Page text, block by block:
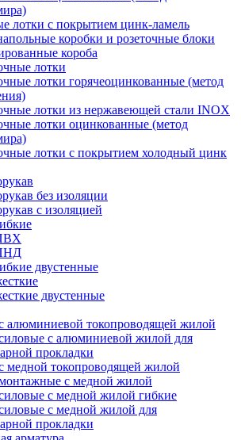
лотки с покрытием цинк-ламель
коробки и розеточные блоки
короба
лотки
лотки горячеоцинкованные (метод
лотки из нержавеющей стали INOX
лотки оцинкованные (метод
лотки с покрытием холодный цинк
без изоляции
с изоляцией
двустенные
двустенные
алюминиевой токопроводящей жилой
с алюминиевой жилой для
прокладки
медной токопроводящей жилой
с медной жилой
с медной жилой гибкие
с медной жилой для
прокладки